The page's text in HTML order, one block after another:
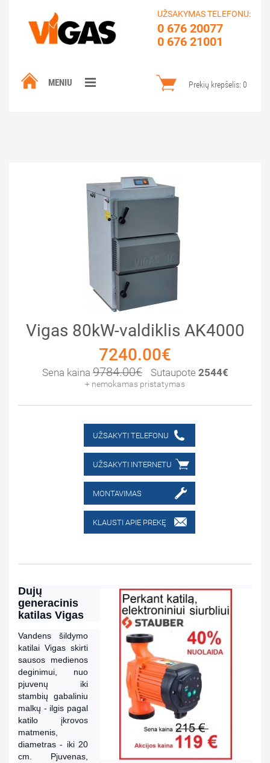
UŽSAKYMAS TELEFONU:
0 676 20077
0 676 21001
Prekių krepšelis: 0
MENIU
Vigas 80kW-valdiklis AK4000
7240.00€
Sena kaina 9784.00€ Sutaupote 2544€
+ nemokamas pristatymas
UŽSAKYTI TELEFONU
UŽSAKYTI INTERNETU
MONTAVIMAS
KLAUSTI APIE PREKĘ
Dujų
generacinis
katilas Vigas
Vandens šildymo
katilai Vigas skirti
sausos medienos
deginimui, nuo
pjuvenų iki
stambių gabaliniu
malkų - ilgis pagal
katilo įkrovos
matmenis,
diametras - iki 20
cm. Pjuvenas,